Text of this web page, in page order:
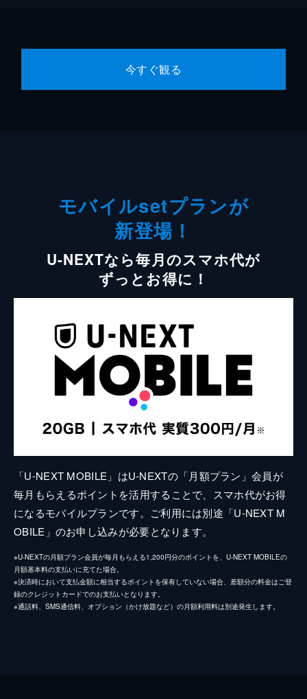
今すぐ観る
モバイルsetプランが
新登場！
U-NEXTなら毎月のスマホ代が
ずっとお得に！
「U-NEXT MOBILE」はU-NEXTの「月額プラン」会員が
毎月もらえるポイントを活用することで、スマホ代がお得
になるモバイルプランです。ご利用には別途「U-NEXT M
OBILE」のお申し込みが必要となります。
※U-NEXTの月額プラン会員が毎月もらえる1,200円分のポイントを、U-NEXT MOBILEの
月額基本料の支払いに充てた場合。
※決済時において支払金額に相当するポイントを保有していない場合、差額分の料金はご登
録のクレジットカードでのお支払いとなります。
※通話料、SMS通信料、オプション（かけ放題など）の月額利用料は別途発生します。